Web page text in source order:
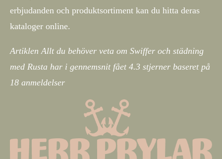
erbjudanden och produktsortiment kan du hitta deras
kataloger online.
Artiklen Allt du behöver veta om Swiffer och städning
med Rusta har i gennemsnit fået 4.3 stjerner baseret på
18 anmeldelser